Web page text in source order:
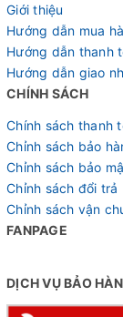
Giới thiệu
Hướng dẫn mua
Hướng dẫn thanh
Hướng dẫn giao
CHÍNH SÁCH
Chính sách thanh
Chỉnh sách bảo
Chỉnh sách bảo
Chỉnh sách đổi trả
Chỉnh sách vận
FANPAGE
DỊCH VỤ BẢO